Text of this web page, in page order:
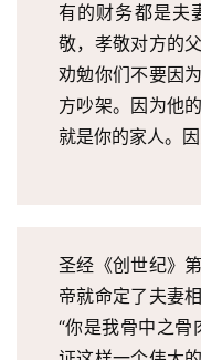
有的财务都是夫
敬，孝敬对方的
劝勉你们不要因
方吵架。因为他
就是你的家人。
圣经《创世纪》
帝就命定了夫妻
“你是我骨中之骨